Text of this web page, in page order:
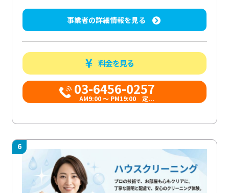
事業者の詳細情報を見る
料金を見る
03-6456-0257
AM9:00 ～ PM19:00 定...
6